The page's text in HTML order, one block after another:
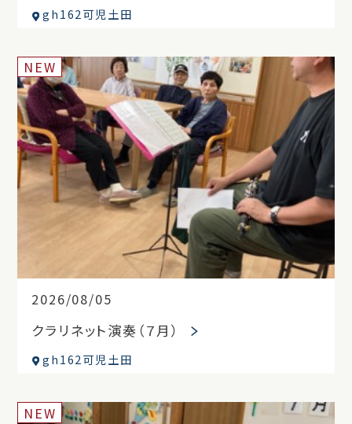
gh162可児土田
2026/08/05
NEW
クラリネット演奏（７月）
gh162可児土田
NEW